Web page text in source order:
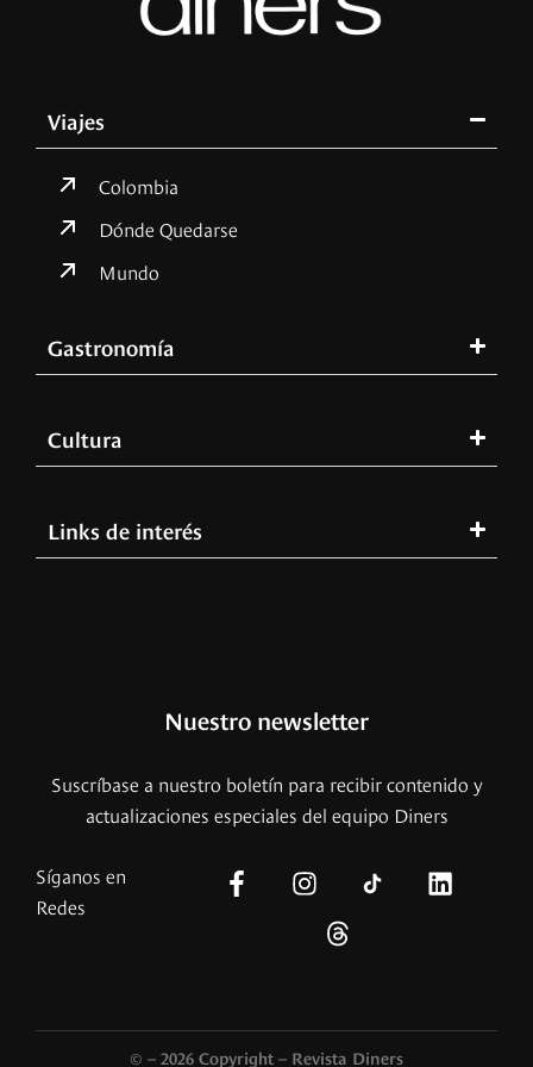
Viajes
Colombia
Dónde Quedarse
Mundo
Gastronomía
Cultura
Links de interés
Nuestro newsletter
Suscríbase a nuestro boletín para recibir contenido y
actualizaciones especiales del equipo Diners
Síganos en
Redes
© – 2026 Copyright – Revista Diners